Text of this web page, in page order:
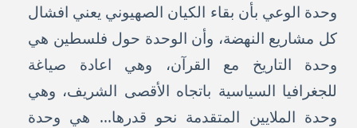
وحدة الوعي بأن بقاء الكيان الصهيوني يعني افشال
كل مشاريع النهضة، وأن الوحدة حول فلسطين هي
وحدة التاريخ مع القرآن، وهي اعادة صياغة
للجغرافيا السياسية باتجاه الأقصى الشريف، وهي
وحدة الملايين المتقدمة نحو قدرها... هي وحدة